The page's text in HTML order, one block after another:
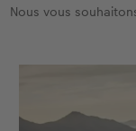
Nous vous